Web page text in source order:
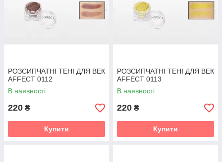
РОЗСИПЧАТНІ ТЕНІ ДЛЯ ВЕК
AFFECT 0112
В наявності
220 ₴
Купити
РОЗСИПЧАТНІ ТЕНІ ДЛЯ ВЕК
AFFECT 0113
В наявності
220 ₴
Купити